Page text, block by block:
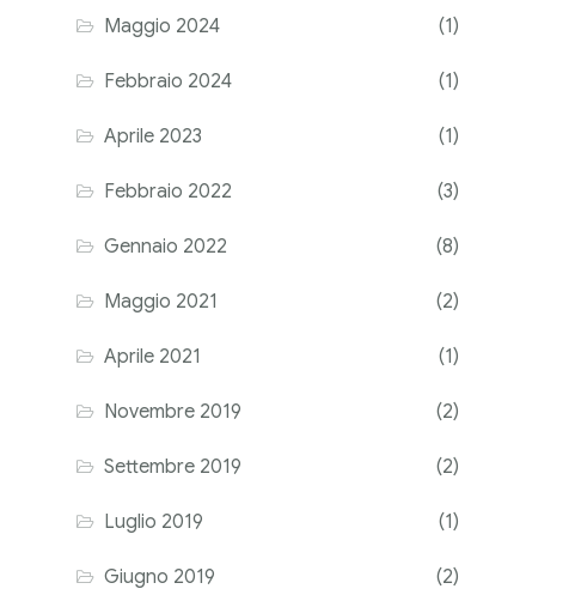
Maggio 2024 (1)
Febbraio 2024 (1)
Aprile 2023 (1)
Febbraio 2022 (3)
Gennaio 2022 (8)
Maggio 2021 (2)
Aprile 2021 (1)
Novembre 2019 (2)
Settembre 2019 (2)
Luglio 2019 (1)
Giugno 2019 (2)